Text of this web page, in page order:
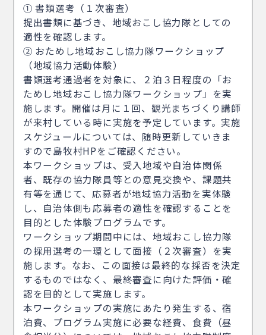
① 書類選考（１次審査）
提出書類に基づき、地域おこし協力隊としての
適性を確認します。
② おためし地域おこし協力隊ワークショップ
（地域協力活動体験）
書類選考通過者を対象に、２泊３日程度の「お
ためし地域おこし協力隊ワークショップ」を実
施します。開催は月に１回、観光まちづくり講師
が来村している時に実施を予定しています。実施
スケジュールについては、随時更新していきま
すので島牧村HPをご確認ください。
本ワークショップは、受入地域や自治体関係
者、既存の協力隊員等との意見交換や、課題共
有等を通じて、応募者が地域協力活動を実体験
し、自治体側も応募者の適性を確認することを
目的とした体験プログラムです。
ワークショップ期間中には、地域おこし協力隊
の採用選考の一環として面接（２次審査）を実
施します。なお、この面接は最終的な採否を決定
するものではなく、最終審査に向けた評価・確
認を目的として実施します。
本ワークショップの実施にあたり発生する、宿
泊費、プログラム実施に必要な経費、食費（昼